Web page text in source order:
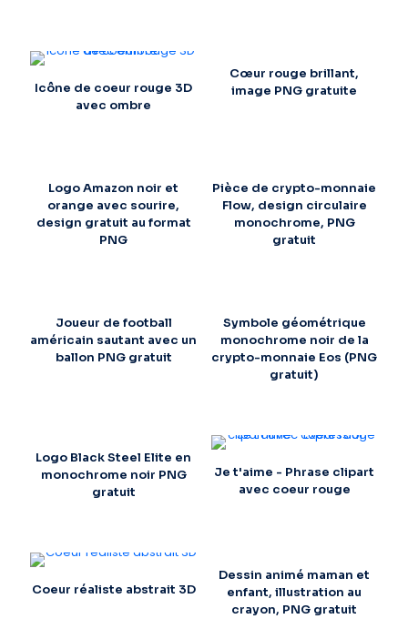
Icône de coeur rouge 3D
avec ombre
Cœur rouge brillant,
image PNG gratuite
Logo Amazon noir et
orange avec sourire,
design gratuit au format
PNG
Pièce de crypto-monnaie
Flow, design circulaire
monochrome, PNG
gratuit
Joueur de football
américain sautant avec un
ballon PNG gratuit
Symbole géométrique
monochrome noir de la
crypto-monnaie Eos (PNG
gratuit)
Logo Black Steel Elite en
monochrome noir PNG
gratuit
Je t'aime - Phrase clipart
avec coeur rouge
Coeur réaliste abstrait 3D
Dessin animé maman et
enfant, illustration au
crayon, PNG gratuit